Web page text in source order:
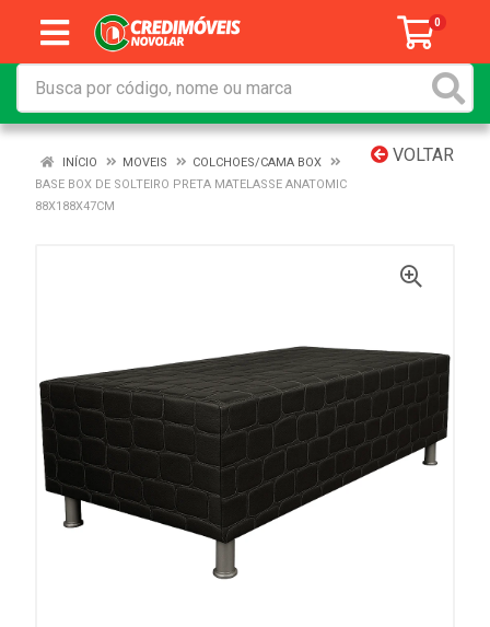
0
VOLTAR
INÍCIO MOVEIS
COLCHOES/CAMA BOX
BASE BOX DE SOLTEIRO PRETA MATELASSE ANATOMIC
88X188X47CM